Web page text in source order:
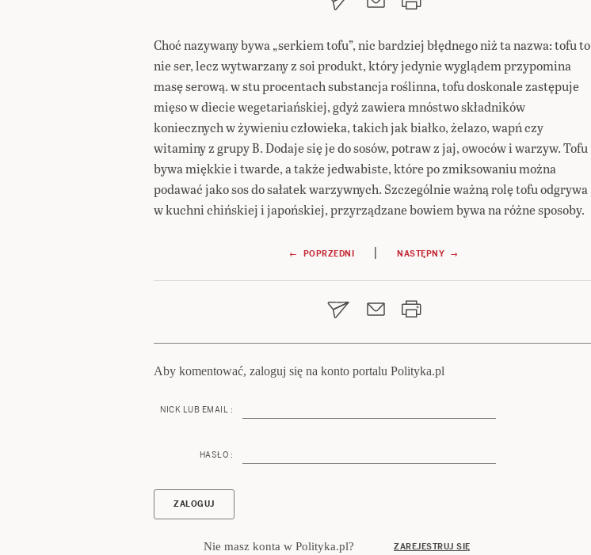
Choć nazywany bywa „serkiem tofu”, nic bardziej błędnego niż ta nazwa: tofu to
nie ser, lecz wytwarzany z soi produkt, który jedynie wyglądem przypomina
masę serową. w stu procentach substancja roślinna, tofu doskonale zastępuje
mięso w diecie wegetariańskiej, gdyż zawiera mnóstwo składników
koniecznych w żywieniu człowieka, takich jak białko, żelazo, wapń czy
witaminy z grupy B. Dodaje się je do sosów, potraw z jaj, owoców i warzyw. Tofu
bywa miękkie i twarde, a także jedwabiste, które po zmiksowaniu można
podawać jako sos do sałatek warzywnych. Szczególnie ważną rolę tofu odgrywa
w kuchni chińskiej i japońskiej, przyrządzane bowiem bywa na różne sposoby.
wpisu
← POPRZEDNI | NASTĘPNY →
Aby komentować, zaloguj się na konto portalu Polityka.pl
NICK LUB EMAIL :
HASŁO :
Nie masz konta w Polityka.pl? ZAREJESTRUJ SIĘ